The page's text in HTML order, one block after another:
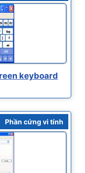
keyboard
Phần cứng vi tính